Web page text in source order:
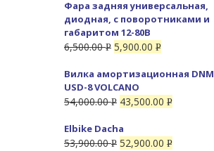
Фара задняя универсальная,
диодная, с поворотниками и
габаритом 12-80В
6,500.00Р 5,900.00 Р
Вилка амортизационная DNM
USD-8 VOLCANO
54,000.00Р 43,500.00 Р
Elbike Dacha
53,900.00Р 52,900.00 Р